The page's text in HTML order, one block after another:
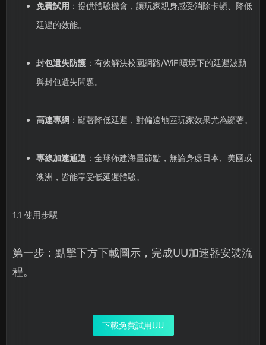
免費試用 ：提供體驗機會，讓玩家親身感受消除卡頓、降低
延遲的效能。
封包遺失防護：有效解決校園網路/WiFi環境下的延遲波動
與封包遺失問題。
高速專網 ：顯著降低延遲，對偏遠地區玩家效果尤為顯著。
專線加速通道：全球佈建海量節點，無論身處日本、美國或
澳洲，皆能享受低延遲體驗。
1.1 使用步驟
第一步：點擊下方下載圖示，完成UU加速器安裝流
程。
下載免費試用UU